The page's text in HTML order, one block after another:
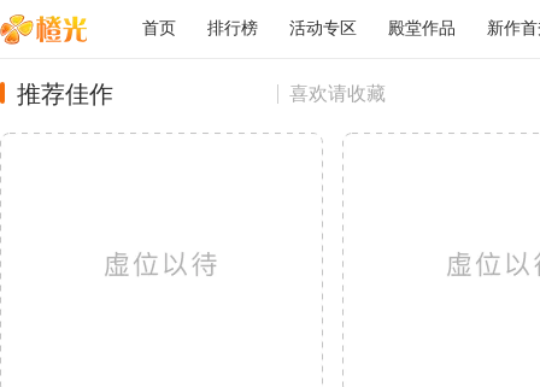
首页 排行榜 活动专区 殿堂作品 新作
推荐佳作 喜欢请收藏